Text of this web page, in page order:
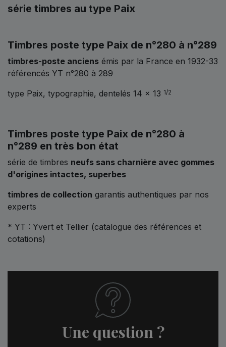
série timbres au type Paix
Timbres poste type Paix de n°280 à n°289
timbres-poste anciens émis par la France en 1932-33
référencés YT n°280 à 289
type Paix, typographie, dentelés 14 x 13 1/2
Timbres poste type Paix de n°280 à
n°289 en très bon état
série de timbres neufs sans charnière avec gommes
d'origines intactes, superbes
timbres de collection garantis authentiques par nos
experts
* YT : Yvert et Tellier (catalogue des références et
cotations)
Une question ?